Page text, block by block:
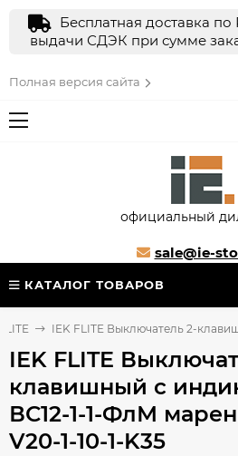
Бесплатная доставка по
выдачи СДЭК при сумме
Полная версия сайта
официальный
sale@ie-
КАТАЛОГ ТОВАРОВ
IEK FLITE Выключатель 2-
IEK FLITE
клавишный с
ВС12-1-1-ФлМ
V20-1-10-1-K35